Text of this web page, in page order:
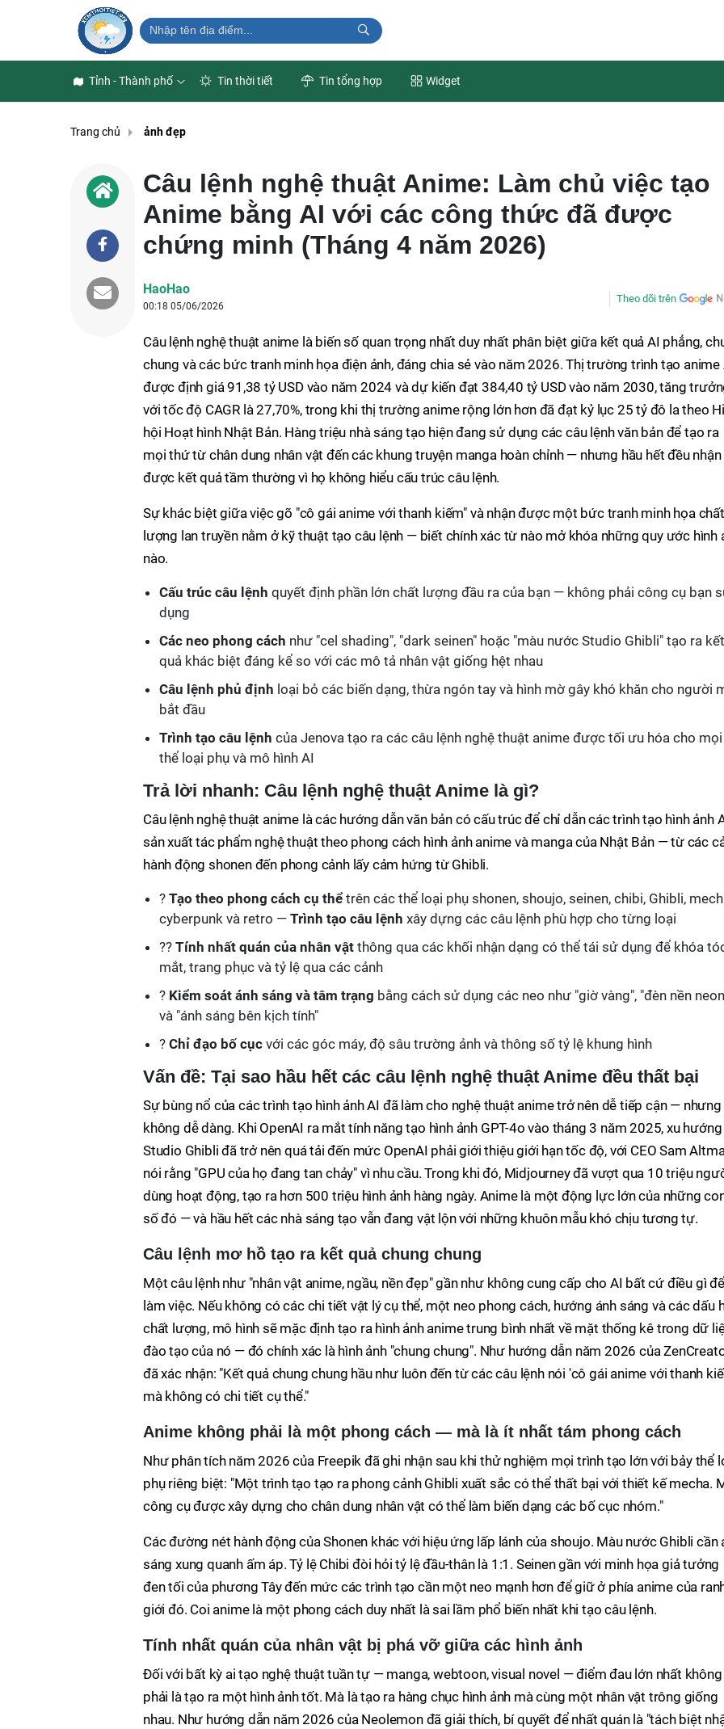
Tỉnh - Thành phố Tin thời tiết Tin tổng hợp Widget
Trang chủ ảnh đẹp
Câu lệnh nghệ thuật Anime: Làm chủ việc tạo
Anime bằng AI với các công thức đã được
chứng minh (Tháng 4 năm 2026)
HaoHao
00:18 05/06/2026
Theo dõi trên
Câu lệnh nghệ thuật anime là biến số quan trọng nhất duy nhất phân biệt giữa kết quả AI phẳng,
chung và các bức tranh minh họa điện ảnh, đáng chia sẻ vào năm 2026. Thị trường trình tạo anime
được định giá 91,38 tỷ USD vào năm 2024 và dự kiến đạt 384,40 tỷ USD vào năm 2030, tăng
với tốc độ CAGR là 27,70%, trong khi thị trường anime rộng lớn hơn đã đạt kỷ lục 25 tỷ đô la theo
hội Hoạt hình Nhật Bản. Hàng triệu nhà sáng tạo hiện đang sử dụng các câu lệnh văn bản để tạo ra
mọi thứ từ chân dung nhân vật đến các khung truyện manga hoàn chỉnh — nhưng hầu hết đều nhận
được kết quả tầm thường vì họ không hiểu cấu trúc câu lệnh.
Sự khác biệt giữa việc gõ "cô gái anime với thanh kiếm" và nhận được một bức tranh minh họa chất
lượng lan truyền nằm ở kỹ thuật tạo câu lệnh — biết chính xác từ nào mở khóa những quy ước hình
nào.
Cấu trúc câu lệnh quyết định phần lớn chất lượng đầu ra của bạn — không phải công cụ bạn
dụng
Các neo phong cách như "cel shading", "dark seinen" hoặc "màu nước Studio Ghibli" tạo ra kết
quả khác biệt đáng kể so với các mô tả nhân vật giống hệt nhau
Câu lệnh phủ định loại bỏ các biến dạng, thừa ngón tay và hình mờ gây khó khăn cho người
bắt đầu
Trình tạo câu lệnh của Jenova tạo ra các câu lệnh nghệ thuật anime được tối ưu hóa cho mọi
thể loại phụ và mô hình AI
Trả lời nhanh: Câu lệnh nghệ thuật Anime là gì?
Câu lệnh nghệ thuật anime là các hướng dẫn văn bản có cấu trúc để chỉ dẫn các trình tạo hình ảnh
sản xuất tác phẩm nghệ thuật theo phong cách hình ảnh anime và manga của Nhật Bản — từ các
hành động shonen đến phong cảnh lấy cảm hứng từ Ghibli.
? Tạo theo phong cách cụ thể trên các thể loại phụ shonen, shoujo, seinen, chibi, Ghibli,
cyberpunk và retro — Trình tạo câu lệnh xây dựng các câu lệnh phù hợp cho từng loại
?‍? Tính nhất quán của nhân vật thông qua các khối nhận dạng có thể tái sử dụng để khóa
mắt, trang phục và tỷ lệ qua các cảnh
? Kiểm soát ánh sáng và tâm trạng bằng cách sử dụng các neo như "giờ vàng", "đèn nền
và "ánh sáng bên kịch tính"
? Chỉ đạo bố cục với các góc máy, độ sâu trường ảnh và thông số tỷ lệ khung hình
Vấn đề: Tại sao hầu hết các câu lệnh nghệ thuật Anime đều thất bại
Sự bùng nổ của các trình tạo hình ảnh AI đã làm cho nghệ thuật anime trở nên dễ tiếp cận — nhưng
không dễ dàng. Khi OpenAI ra mắt tính năng tạo hình ảnh GPT-4o vào tháng 3 năm 2025, xu hướng
Studio Ghibli đã trở nên quá tải đến mức OpenAI phải giới thiệu giới hạn tốc độ, với CEO Sam
nói rằng "GPU của họ đang tan chảy" vì nhu cầu. Trong khi đó, Midjourney đã vượt qua 10 triệu
dùng hoạt động, tạo ra hơn 500 triệu hình ảnh hàng ngày. Anime là một động lực lớn của những
số đó — và hầu hết các nhà sáng tạo vẫn đang vật lộn với những khuôn mẫu khó chịu tương tự.
Câu lệnh mơ hồ tạo ra kết quả chung chung
Một câu lệnh như "nhân vật anime, ngầu, nền đẹp" gần như không cung cấp cho AI bất cứ điều gì để
làm việc. Nếu không có các chi tiết vật lý cụ thể, một neo phong cách, hướng ánh sáng và các dấu
chất lượng, mô hình sẽ mặc định tạo ra hình ảnh anime trung bình nhất về mặt thống kê trong dữ
đào tạo của nó — đó chính xác là hình ảnh "chung chung". Như hướng dẫn năm 2026 của
đã xác nhận: "Kết quả chung chung hầu như luôn đến từ các câu lệnh nói 'cô gái anime với thanh
mà không có chi tiết cụ thể."
Anime không phải là một phong cách — mà là ít nhất tám phong cách
Như phân tích năm 2026 của Freepik đã ghi nhận sau khi thử nghiệm mọi trình tạo lớn với bảy thể
phụ riêng biệt: "Một trình tạo tạo ra phong cảnh Ghibli xuất sắc có thể thất bại với thiết kế mecha.
công cụ được xây dựng cho chân dung nhân vật có thể làm biến dạng các bố cục nhóm."
Các đường nét hành động của Shonen khác với hiệu ứng lấp lánh của shoujo. Màu nước Ghibli cần
sáng xung quanh ấm áp. Tỷ lệ Chibi đòi hỏi tỷ lệ đầu-thân là 1:1. Seinen gần với minh họa giả tưởng
đen tối của phương Tây đến mức các trình tạo cần một neo mạnh hơn để giữ ở phía anime của
giới đó. Coi anime là một phong cách duy nhất là sai lầm phổ biến nhất khi tạo câu lệnh.
Tính nhất quán của nhân vật bị phá vỡ giữa các hình ảnh
Đối với bất kỳ ai tạo nghệ thuật tuần tự — manga, webtoon, visual novel — điểm đau lớn nhất không
phải là tạo ra một hình ảnh tốt. Mà là tạo ra hàng chục hình ảnh mà cùng một nhân vật trông giống
nhau. Như hướng dẫn năm 2026 của Neolemon đã giải thích, bí quyết để nhất quán là "tách biệt